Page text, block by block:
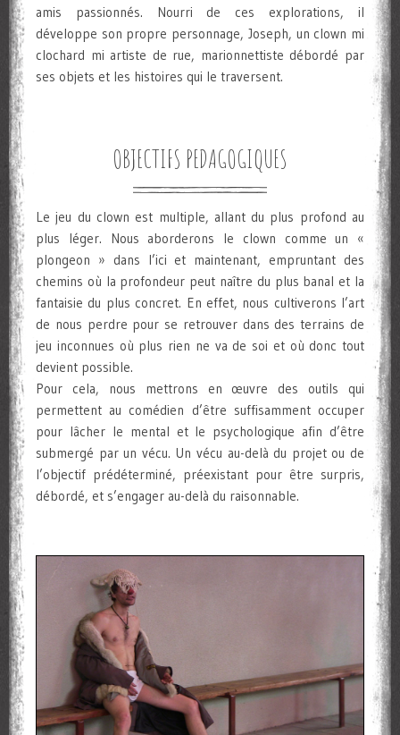
amis passionnés. Nourri de ces explorations, il
développe son propre personnage, Joseph, un clown mi
clochard mi artiste de rue, marionnettiste débordé par
ses objets et les histoires qui le traversent.
OBJECTIFS PEDAGOGIQUES
Le jeu du clown est multiple, allant du plus profond au
plus léger. Nous aborderons le clown comme un «
plongeon » dans l’ici et maintenant, empruntant des
chemins où la profondeur peut naître du plus banal et la
fantaisie du plus concret. En effet, nous cultiverons l’art
de nous perdre pour se retrouver dans des terrains de
jeu inconnues où plus rien ne va de soi et où donc tout
devient possible.
Pour cela, nous mettrons en œuvre des outils qui
permettent au comédien d’être suffisamment occuper
pour lâcher le mental et le psychologique afin d’être
submergé par un vécu. Un vécu au-delà du projet ou de
l’objectif prédéterminé, préexistant pour être surpris,
débordé, et s’engager au-delà du raisonnable.